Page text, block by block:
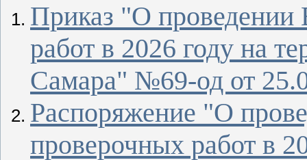
Приказ "О проведении
работ в 2026 году на
Самара" №69-од от
Распоряжение "О
проверочных работ в